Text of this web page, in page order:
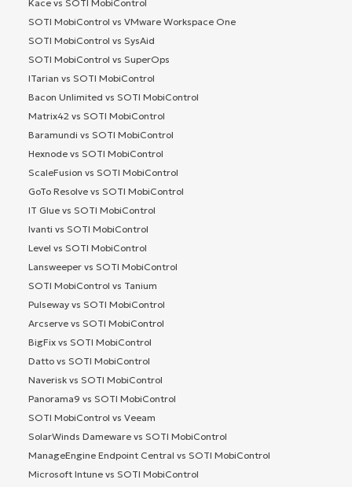
Kace vs SOTI MobiControl
SOTI MobiControl vs VMware Workspace One
SOTI MobiControl vs SysAid
SOTI MobiControl vs SuperOps
ITarian vs SOTI MobiControl
Bacon Unlimited vs SOTI MobiControl
Matrix42 vs SOTI MobiControl
Baramundi vs SOTI MobiControl
Hexnode vs SOTI MobiControl
ScaleFusion vs SOTI MobiControl
GoTo Resolve vs SOTI MobiControl
IT Glue vs SOTI MobiControl
Ivanti vs SOTI MobiControl
Level vs SOTI MobiControl
Lansweeper vs SOTI MobiControl
SOTI MobiControl vs Tanium
Pulseway vs SOTI MobiControl
Arcserve vs SOTI MobiControl
BigFix vs SOTI MobiControl
Datto vs SOTI MobiControl
Naverisk vs SOTI MobiControl
Panorama9 vs SOTI MobiControl
SOTI MobiControl vs Veeam
SolarWinds Dameware vs SOTI MobiControl
ManageEngine Endpoint Central vs SOTI MobiControl
Microsoft Intune vs SOTI MobiControl